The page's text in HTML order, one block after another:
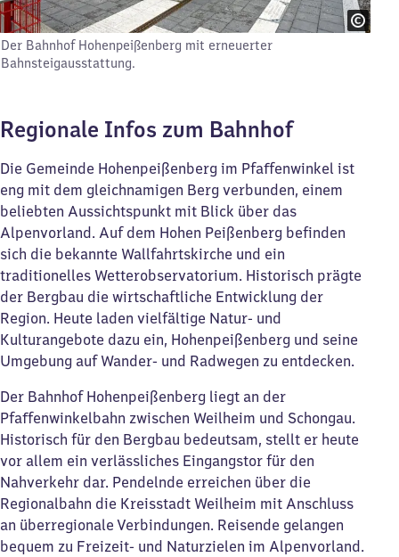
Der Bahnhof Hohenpeißenberg mit erneuerter
Bahnsteigausstattung.
Regionale Infos zum Bahnhof
Die Gemeinde Hohenpeißenberg im Pfaffenwinkel ist
eng mit dem gleichnamigen Berg verbunden, einem
beliebten Aussichtspunkt mit Blick über das
Alpenvorland. Auf dem Hohen Peißenberg befinden
sich die bekannte Wallfahrtskirche und ein
traditionelles Wetterobservatorium. Historisch prägte
der Bergbau die wirtschaftliche Entwicklung der
Region. Heute laden vielfältige Natur- und
Kulturangebote dazu ein, Hohenpeißenberg und seine
Umgebung auf Wander- und Radwegen zu entdecken.
Der Bahnhof Hohenpeißenberg liegt an der
Pfaffenwinkelbahn zwischen Weilheim und Schongau.
Historisch für den Bergbau bedeutsam, stellt er heute
vor allem ein verlässliches Eingangstor für den
Nahverkehr dar. Pendelnde erreichen über die
Regionalbahn die Kreisstadt Weilheim mit Anschluss
an überregionale Verbindungen. Reisende gelangen
bequem zu Freizeit- und Naturzielen im Alpenvorland.